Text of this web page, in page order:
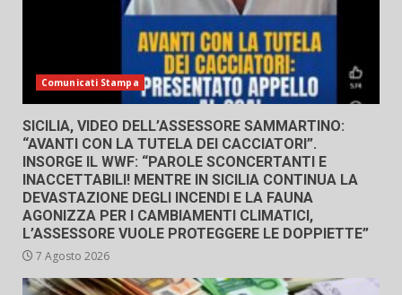
Comunicati Stampa
SICILIA, VIDEO DELL’ASSESSORE SAMMARTINO:
“AVANTI CON LA TUTELA DEI CACCIATORI”.
INSORGE IL WWF: “PAROLE SCONCERTANTI E
INACCETTABILI! MENTRE IN SICILIA CONTINUA LA
DEVASTAZIONE DEGLI INCENDI E LA FAUNA
AGONIZZA PER I CAMBIAMENTI CLIMATICI,
L’ASSESSORE VUOLE PROTEGGERE LE DOPPIETTE”
7 Agosto 2026